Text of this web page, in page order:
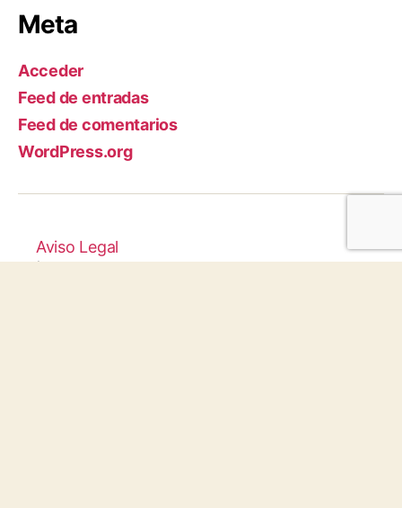
Meta
Acceder
Feed de entradas
Feed de comentarios
WordPress.org
Aviso Legal